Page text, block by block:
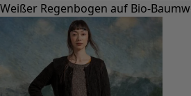
Weißer Regenbogen auf Bio-